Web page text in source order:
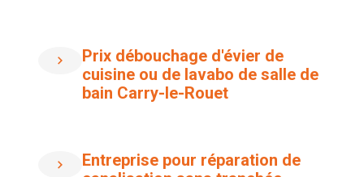
Prix débouchage d'évier de
cuisine ou de lavabo de salle de
bain Carry-le-Rouet
Entreprise pour réparation de